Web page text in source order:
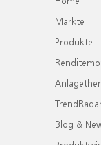
Märkte
Produkte
Blog &